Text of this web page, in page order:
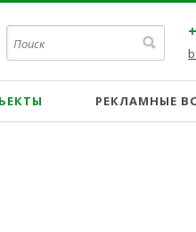
РЕКЛАМНЫЕ